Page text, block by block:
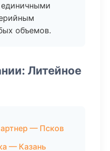
объемов.
Литейное
— Псков
— Казань